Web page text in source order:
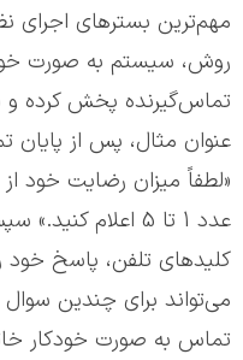
مهم‌ترین بسترهای اجرای
روش، سیستم به صورت
تماس‌گیرنده پخش کرده و
عنوان مثال، پس از پایان
«لطفاً میزان رضایت خود
عدد 1 تا 5 اعلام
کلیدهای تلفن، پاسخ خود
می‌تواند برای چندین سوال
تماس به صورت خودکار